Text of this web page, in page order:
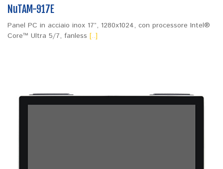
NuTAM-917E
Panel PC in acciaio inox 17”, 1280x1024, con processore Intel®
Core™ Ultra 5/7, fanless [..]